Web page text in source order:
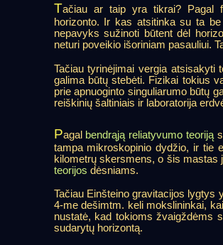
Tačiau ar taip yra tikrai? Pagal
horizonto. Ir kas atsitinka su ta
nepavyks sužinoti būtent dėl
neturi poveikio išoriniam pasauliui.
Tačiau tyrinėjimai vergia atsisakyti
galima būtų stebėti. Fizikai tokius
prie apnuoginto singuliarumo būtų
reiškinių šaltiniais ir laboratorija
Pagal bendrąją reliatyvumo teoriją
tampa mikroskopinio dydžio, ir tie
kilometrų skersmens, o šis mastas
teorijos dėsniams.
Tačiau Einšteino gravitacijos lygtys
4-me dešimtm. keli mokslininkai,
nustatė, kad tokioms žvaigždėms
sudarytų horizontą.